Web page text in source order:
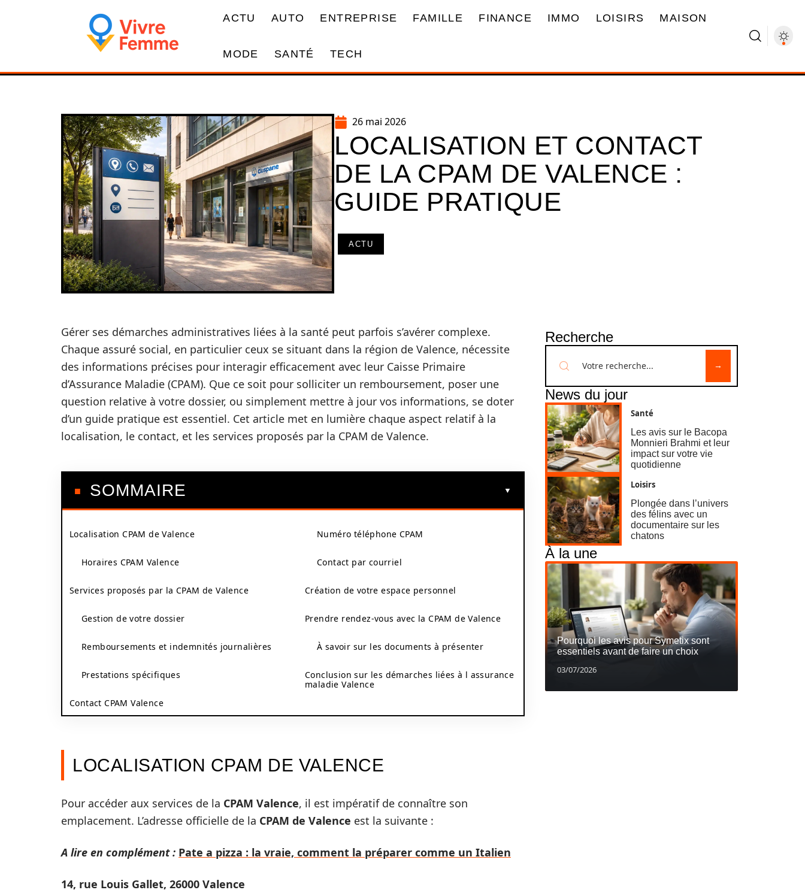
ACTU AUTO ENTREPRISE FAMILLE FINANCE IMMO LOISIRS MAISON
MODE SANTÉ TECH
26 mai 2026
LOCALISATION ET CONTACT
DE LA CPAM DE VALENCE :
GUIDE PRATIQUE
ACTU
Gérer ses démarches administratives liées à la santé peut parfois s’avérer complexe.
Chaque assuré social, en particulier ceux se situant dans la région de Valence, nécessite
des informations précises pour interagir efficacement avec leur Caisse Primaire
d’Assurance Maladie (CPAM). Que ce soit pour solliciter un remboursement, poser une
question relative à votre dossier, ou simplement mettre à jour vos informations, se doter
d’un guide pratique est essentiel. Cet article met en lumière chaque aspect relatif à la
localisation, le contact, et les services proposés par la CPAM de Valence.
SOMMAIRE
Localisation CPAM de Valence
Horaires CPAM Valence
Services proposés par la CPAM de Valence
Gestion de votre dossier
Remboursements et indemnités journalières
Prestations spécifiques
Contact CPAM Valence
Numéro téléphone CPAM
Contact par courriel
Création de votre espace personnel
Prendre rendez-vous avec la CPAM de Valence
À savoir sur les documents à présenter
Conclusion sur les démarches liées à l assurance
maladie Valence
LOCALISATION CPAM DE VALENCE
Pour accéder aux services de la CPAM Valence, il est impératif de connaître son
emplacement. L’adresse officielle de la CPAM de Valence est la suivante :
A lire en complément : Pate a pizza : la vraie, comment la préparer comme un Italien
14, rue Louis Gallet, 26000 Valence
Recherche
News du jour
Santé
Les avis sur le Bacopa
Monnieri Brahmi et leur
impact sur votre vie
quotidienne
Loisirs
Plongée dans l’univers
des félins avec un
documentaire sur les
chatons
À la une
Pourquoi les avis pour Symetix sont
essentiels avant de faire un choix
03/07/2026